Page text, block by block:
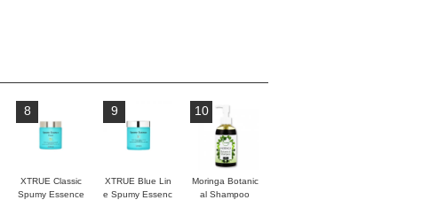
8
XTRUE Classic
Spumy Essence
9
XTRUE Blue Lin
e Spumy Essenc
10
Moringa Botanic
al Shampoo